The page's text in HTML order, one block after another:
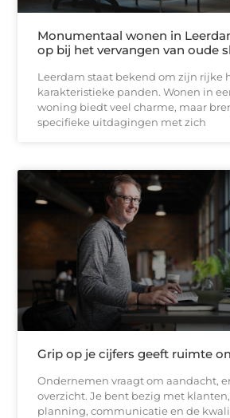
Monumentaal wonen in
op bij het vervangen van oude
Leerdam staat bekend om zijn rijke
karakteristieke panden. Wonen in
woning biedt veel charme, maar
specifieke uitdagingen met zich
Grip op je cijfers geeft ruimte
Ondernemen vraagt om aandacht,
overzicht. Je bent bezig met
planning, communicatie en de